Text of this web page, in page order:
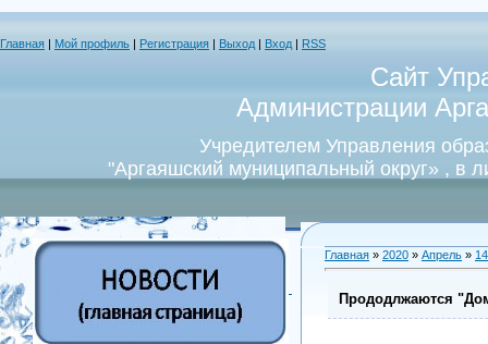
Главная Мой профиль Регистрация Выход Вход RSS
Сайт
Администрации
Учредителем Управления
"Аргаяшский муниципальный округ» , в
Главная » 2020 » Апрель » 14
Прододлжаются